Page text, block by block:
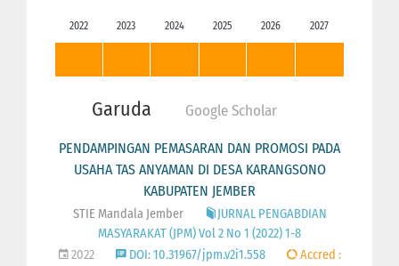
2022 2023 2024 2025 2026 2027
Garuda Google Scholar
PENDAMPINGAN PEMASARAN DAN PROMOSI PADA
USAHA TAS ANYAMAN DI DESA KARANGSONO
KABUPATEN JEMBER
STIE Mandala Jember
JURNAL PENGABDIAN
MASYARAKAT (JPM) Vol 2 No 1 (2022) 1-8
2022
DOI: 10.31967/jpm.v2i1.558
Accred :